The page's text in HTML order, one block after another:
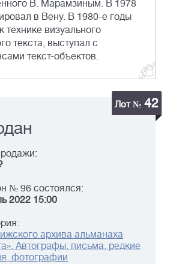
В. Марамзиным. В 1978
в Вену. В 1980-е годы
технике визуального
текста, выступал с
текст-объектов.
Лот № 42
№ 96 состоялся:
2022 15:00
архива альманаха
Автографы, письма, редкие
фотографии